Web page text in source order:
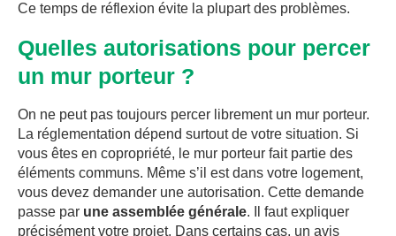
Ce temps de réflexion évite la plupart des problèmes.
Quelles autorisations pour percer
un mur porteur ?
On ne peut pas toujours percer librement un mur porteur.
La réglementation dépend surtout de votre situation. Si
vous êtes en copropriété, le mur porteur fait partie des
éléments communs. Même s’il est dans votre logement,
vous devez demander une autorisation. Cette demande
passe par une assemblée générale. Il faut expliquer
précisément votre projet. Dans certains cas, un avis